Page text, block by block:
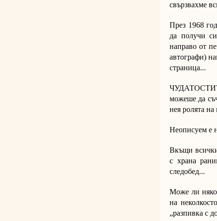
свързвахме
През 1968
да получи
направо от
автографи)
страница...
можеше да
нея ролята
Неописуем е
Вкъщи всички
с храна
следобед...
Може ли
на
„разпивка с